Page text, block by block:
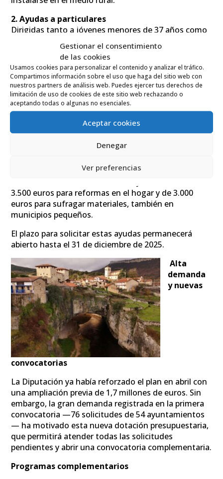
Gestionar el consentimiento
de las cookies
Usamos cookies para personalizar el contenido y analizar el tráfico.
Compartimos información sobre el uso que haga del sitio web con
nuestros partners de análisis web. Puedes ejercer tus derechos de
limitación de uso de cookies de este sitio web rechazando o
aceptando todas o algunas no esenciales.
Aceptar cookies
Denegar
Ver preferencias
2. Ayudas a particulares
Dirigidas tanto a jóvenes menores de 37 años como
a mayores de esa edad, incluyen subvenciones para:
El pago de alquiler o de cuotas hipotecarias.
Obras de reforma o rehabilitación de la vivienda
habitual.
Gastos técnicos vinculados a la construcción o
rehabilitación.
En el caso de los mayores de 37 años, las ayudas al
alquiler alcanzan los 3.500 euros, y pueden llegar
hasta 4.000 euros en viviendas situadas en
municipios con menos de 2.000 habitantes.
3.500 euros para reformas en el hogar y de 3.000
euros para sufragar materiales, también en
municipios pequeños.
El plazo para solicitar estas ayudas permanecerá
abierto hasta el 31 de diciembre de 2025.
Alta
demanda
y nuevas
convocatorias
La Diputación ya había reforzado el plan en abril con
una ampliación previa de 1,7 millones de euros. Sin
embargo, la gran demanda registrada en la primera
convocatoria —76 solicitudes de 54 ayuntamientos
— ha motivado esta nueva dotación presupuestaria,
que permitirá atender todas las solicitudes
pendientes y abrir una convocatoria complementaria.
Programas complementarios